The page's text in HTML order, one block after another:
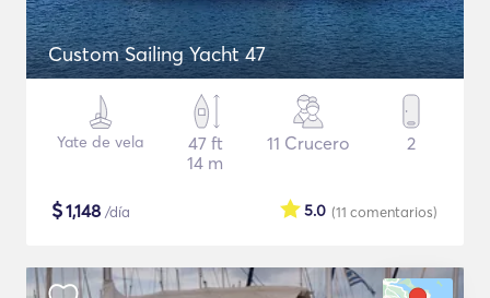
Custom Sailing Yacht 47
Yate de vela
47 ft
14 m
11 Crucero 2
$1,148 /día (11 comentarios)
5.0